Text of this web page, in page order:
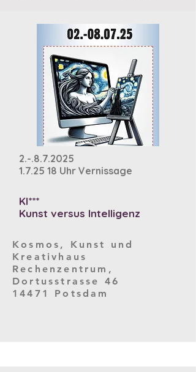
2.-.8.7.2025
1.7.25 18 Uhr Vernissage
KI***
Kunst versus Intelligenz
Kosmos, Kunst und
Kreativhaus
Rechenzentrum,
Dortusstrasse 46
14471 Potsdam